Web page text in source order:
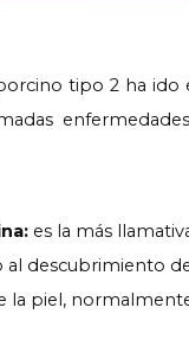
tipo 2 ha ido
es la más
descubrimiento
piel,